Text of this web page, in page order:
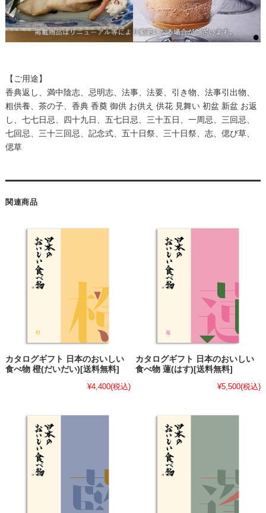
【ご用途】
香典返し、満中陰志、忌明志、法事、法要、引き物、法事引出物、
粗供養、茶の子、香典 香奠 御供 お供え 供花 見舞い 初盆 新盆 お返
し、七七日忌、四十九日、五七日忌、三十五日、一周忌、三回忌、
七回忌、三十三回忌、記念式、五十日祭、三十日祭、志、偲び草、
偲草
関連商品
カタログギフト 日本のおいしい
食べ物 橙(だいだい)[送料無料]
¥4,400(税込)
カタログギフト 日本のおいしい
食べ物 蓮(はす)[送料無料]
¥5,500(税込)